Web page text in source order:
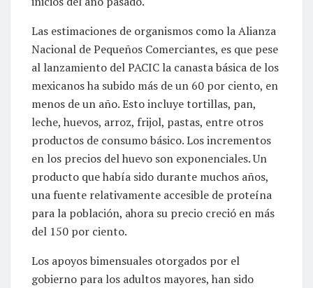
Las estimaciones de organismos como la Alianza
Nacional de Pequeños Comerciantes, es que pese
al lanzamiento del PACIC la canasta básica de los
mexicanos ha subido más de un 60 por ciento, en
menos de un año. Esto incluye tortillas, pan,
leche, huevos, arroz, frijol, pastas, entre otros
productos de consumo básico. Los incrementos
en los precios del huevo son exponenciales. Un
producto que había sido durante muchos años,
una fuente relativamente accesible de proteína
para la población, ahora su precio creció en más
del 150 por ciento.
Los apoyos bimensuales otorgados por el
gobierno para los adultos mayores, han sido